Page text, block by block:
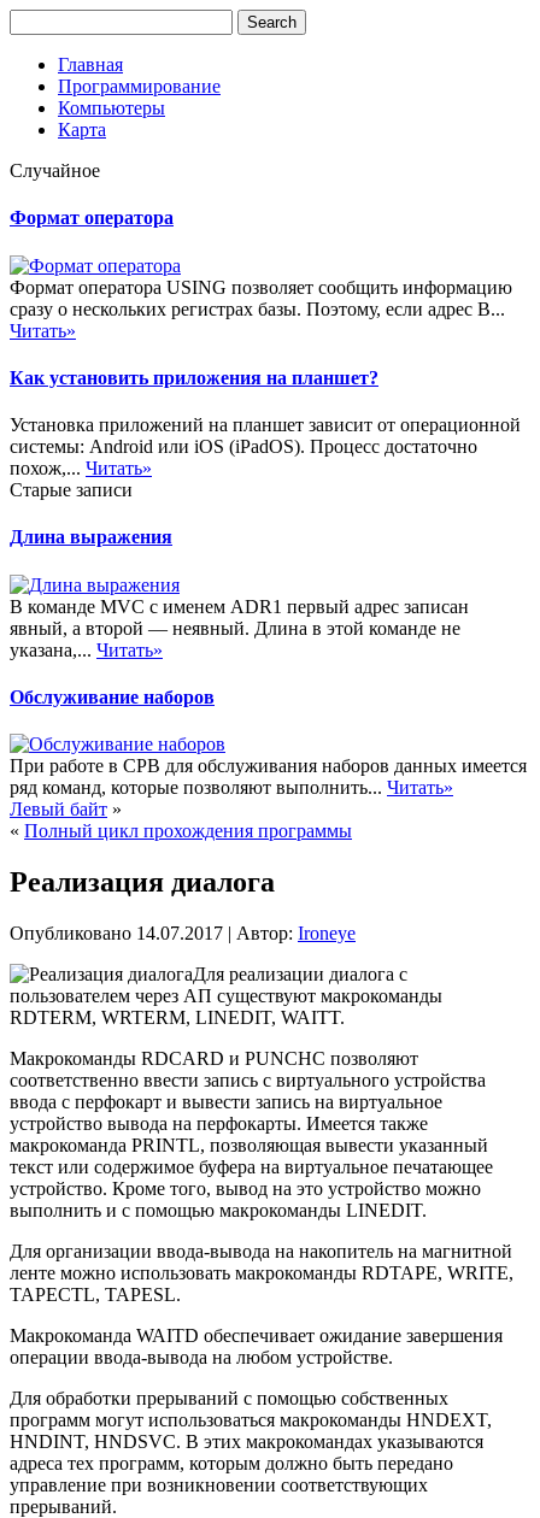
Главная
Программирование
Компьютеры
Карта
Случайное
Формат оператора
Формат оператора USING позволяет сообщить информацию
сразу о нескольких регистрах базы. Поэтому, если адрес В...
Читать»
Как установить приложения на планшет?
Установка приложений на планшет зависит от операционной
системы: Android или iOS (iPadOS). Процесс достаточно
похож,... Читать»
Старые записи
Длина выражения
В команде MVC с именем ADR1 первый адрес записан
явный, а второй — неявный. Длина в этой команде не
указана,... Читать»
Обслуживание наборов
При работе в СРВ для обслуживания наборов данных имеется
ряд команд, которые позволяют выполнить... Читать»
Левый байт »
« Полный цикл прохождения программы
Реализация диалога
Опубликовано 14.07.2017 | Автор: Ironeye
Для реализации диалога с
пользователем через АП существуют макрокоманды
RDTERM, WRTERM, LINEDIT, WAITT.
Макрокоманды RDCARD и PUNCHC позволяют
соответственно ввести запись с виртуального устройства
ввода с перфокарт и вывести запись на виртуальное
устройство вывода на перфокарты. Имеется также
макрокоманда PRINTL, позволяющая вывести указанный
текст или содержимое буфера на виртуальное печатающее
устройство. Кроме того, вывод на это устройство можно
выполнить и с помощью макрокоманды LINEDIT.
Для организации ввода-вывода на накопитель на магнитной
ленте можно использовать макрокоманды RDTAPE, WRITE,
TAPECTL, TAPESL.
Макрокоманда WAITD обеспечивает ожидание завершения
операции ввода-вывода на любом устройстве.
Для обработки прерываний с помощью собственных
программ могут использоваться макрокоманды HNDEXT,
HNDINT, HNDSVC. В этих макрокомандах указываются
адреса тех программ, которым должно быть передано
управление при возникновении соответствующих
прерываний.